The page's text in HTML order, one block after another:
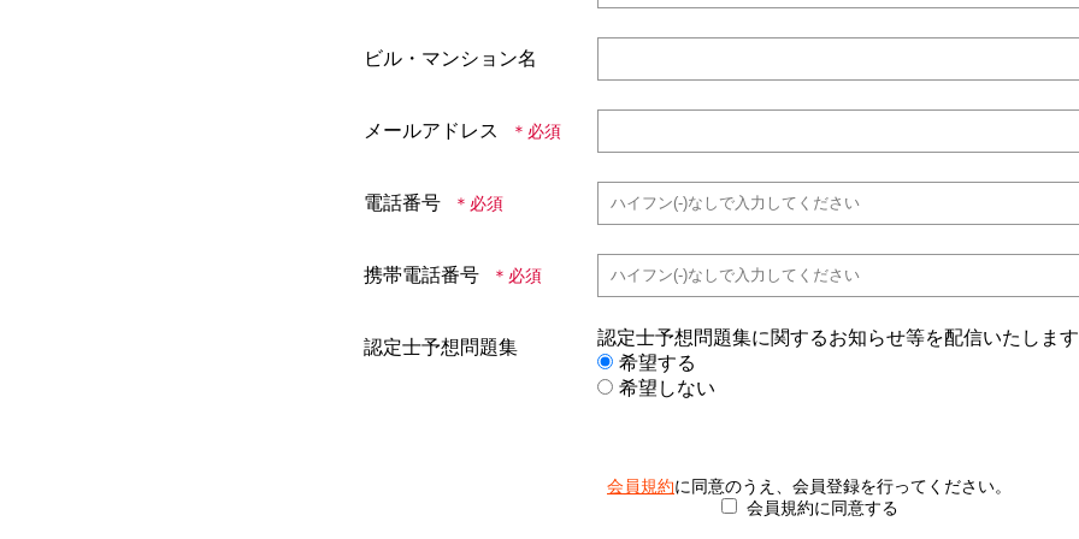
ビル・マンション名
メールアドレス
電話番号
携帯電話番号
認定士予想問題集
認定士予想問題集に関するお知らせ等を配信いたしま
希望する
希望しない
会員規約に同意のうえ、会員登録を行ってください。
会員規約に同意する